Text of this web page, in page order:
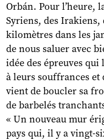
Orbán. Pour l’heure,
Syriens, des Irakiens,
kilomètres dans les
de nous saluer avec
idée des épreuves
à leurs souffrances et
vient de boucler sa
de barbelés
« Un nouveau mur
pays qui, il y a vingt-